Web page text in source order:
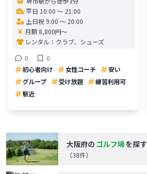
平日 10:00 〜 21:00
土日祝 9:00 〜 20:00
月額 8,800円〜
レンタル： クラブ、シューズ
0
0
初心者向け
女性コーチ
安い
グループ
受け放題
練習利用可
駅近
大阪府の ゴルフ場を探す
（38件）